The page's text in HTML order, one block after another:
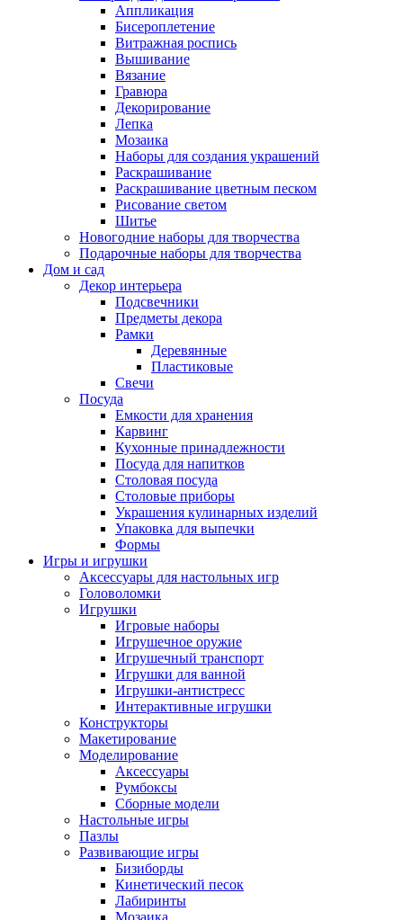
Аппликация
Бисероплетение
Витражная роспись
Вышивание
Вязание
Гравюра
Декорирование
Лепка
Мозаика
Наборы для создания украшений
Раскрашивание
Раскрашивание цветным песком
Рисование светом
Шитье
Новогодние наборы для творчества
Подарочные наборы для творчества
Дом и сад
Декор интерьера
Подсвечники
Предметы декора
Рамки
Деревянные
Пластиковые
Свечи
Посуда
Емкости для хранения
Карвинг
Кухонные принадлежности
Посуда для напитков
Столовая посуда
Столовые приборы
Украшения кулинарных изделий
Упаковка для выпечки
Формы
Игры и игрушки
Аксессуары для настольных игр
Головоломки
Игрушки
Игровые наборы
Игрушечное оружие
Игрушечный транспорт
Игрушки для ванной
Игрушки-антистресс
Интерактивные игрушки
Конструкторы
Макетирование
Моделирование
Аксессуары
Румбоксы
Сборные модели
Настольные игры
Пазлы
Развивающие игры
Бизиборды
Кинетический песок
Лабиринты
Мозаика